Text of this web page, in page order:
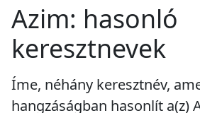
Azim: hasonló
keresztnevek
Íme, néhány keresztnév,
hangzáságban hasonlít a(z)